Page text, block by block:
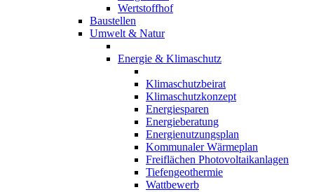
Wertstoffhof
Baustellen
Umwelt & Natur
Energie & Klimaschutz
Klimaschutzbeirat
Klimaschutzkonzept
Energiesparen
Energieberatung
Energienutzungsplan
Kommunaler Wärmeplan
Freiflächen Photovoltaikanlagen
Tiefengeothermie
Wattbewerb